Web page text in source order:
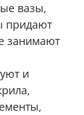
вазы,
придают
занимают
и